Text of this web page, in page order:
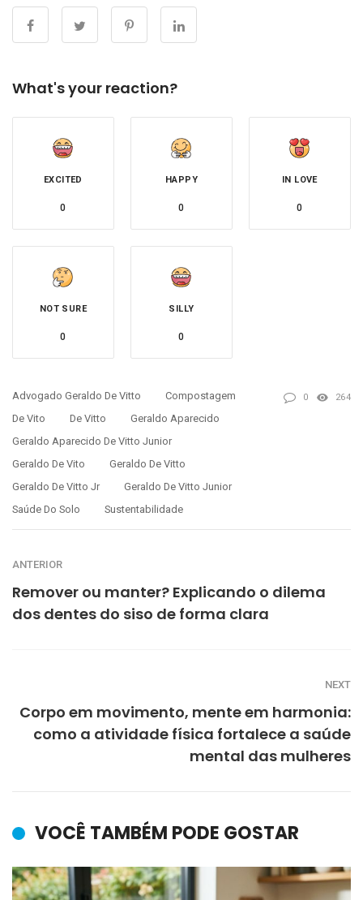
What's your reaction?
EXCITED
0
HAPPY
0
IN LOVE
0
NOT SURE
0
SILLY
0
Advogado Geraldo De Vitto
Compostagem
De Vito
De Vitto
Geraldo Aparecido
Geraldo Aparecido De Vitto Junior
Geraldo De Vito
Geraldo De Vitto
Geraldo De Vitto Jr
Geraldo De Vitto Junior
Saúde Do Solo
Sustentabilidade
0 264
ANTERIOR
Remover ou manter? Explicando o dilema
dos dentes do siso de forma clara
NEXT
Corpo em movimento, mente em harmonia:
como a atividade física fortalece a saúde
mental das mulheres
VOCÊ TAMBÉM PODE GOSTAR